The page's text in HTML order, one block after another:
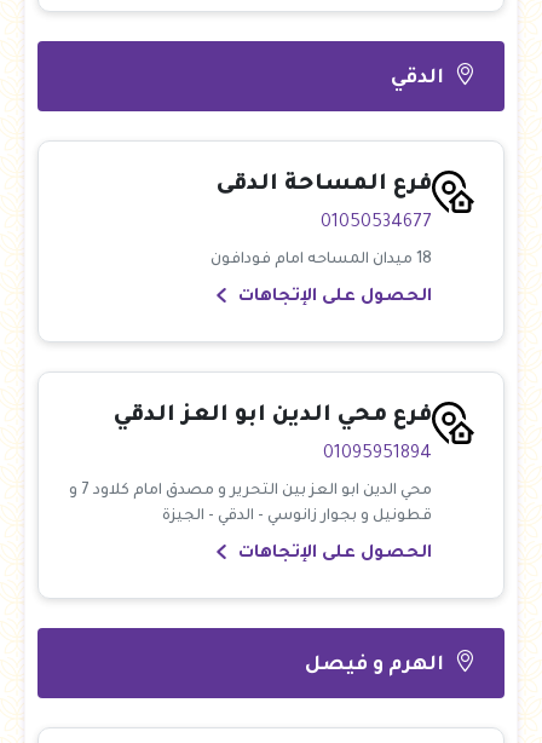
الدقي
فرع المساحة الدقى
01050534677
18 ميدان المساحه امام فودافون
الحصول على الإتجاهات
فرع محي الدين ابو العز الدقي
01095951894
محي الدين ابو العز بين التحرير و مصدق امام كلاود 7 و
قطونيل و بجوار زانوسي - الدقي - الجيزة
الحصول على الإتجاهات
الهرم و فيصل